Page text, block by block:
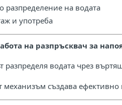
на водата
и употреба
на разпръсквач за
разпределя водата чрез
механизъм създава